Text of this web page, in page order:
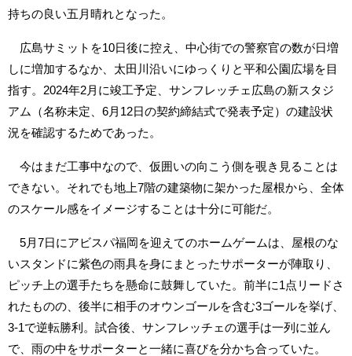
持ちの良い五月晴れとなった。
広島サミットを10日後に控え、中心街での警察官の数が日増
しに増加するなか、太田川沿いにゆっくりと平和公園広場を目
指す。2024年2月に竣工予定、サンフレッチェ広島の新スタジ
アム（名称未定、6月12日の契約締結式で発表予定）の建設状
況を確認するためであった。
今はまだ工事中なので、仮囲いの向こう側を覗き見ることは
できない。それでも地上7階の建築物に架かった屋根から、全体
のスケール感をイメージすることは十分に可能だ。
5月7日にアビスパ福岡を迎えてのホームゲームは、屋根のな
いスタンドに紫色の雨具を身にまとったサポーターが陣取り、
ピッチ上の選手たちを懸命に鼓舞していた。前半に1点リードさ
れたものの、後半に相手のオウンゴールを含む3ゴールを挙げ、
3-1で逆転勝利。試合後、サンフレッチェの選手は一列に並ん
で、雨の中をサポーターと一緒に喜びを分かち合っていた。